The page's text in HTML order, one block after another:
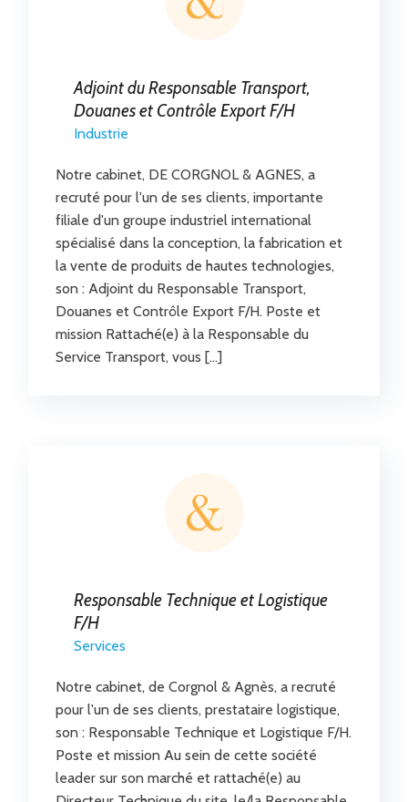
Adjoint du Responsable Transport,
Douanes et Contrôle Export F/H
Industrie
Notre cabinet, DE CORGNOL & AGNES, a
recruté pour l'un de ses clients, importante
filiale d'un groupe industriel international
spécialisé dans la conception, la fabrication et
la vente de produits de hautes technologies,
son : Adjoint du Responsable Transport,
Douanes et Contrôle Export F/H. Poste et
mission Rattaché(e) à la Responsable du
Service Transport, vous […]
Responsable Technique et Logistique
F/H
Services
Notre cabinet, de Corgnol & Agnès, a recruté
pour l'un de ses clients, prestataire logistique,
son : Responsable Technique et Logistique F/H.
Poste et mission Au sein de cette société
leader sur son marché et rattaché(e) au